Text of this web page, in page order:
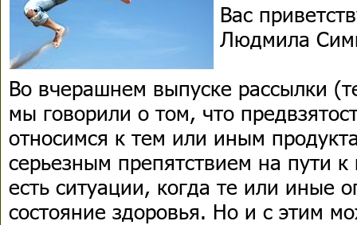
Вас
Людмила
Во вчерашнем выпуске рассылки
мы говорили о том, что
относимся к тем или иным
серьезным препятствием на пути
есть ситуации, когда те или иные
состояние здоровья. Но и с этим